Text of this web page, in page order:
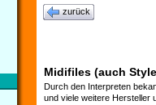
zurück
Midifiles (auch
Durch den Interpreten
und viele weitere Hersteller